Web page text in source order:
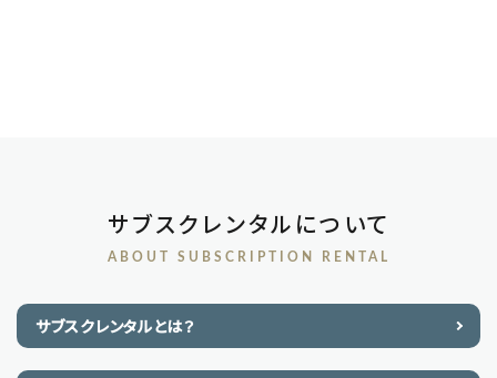
サブスクレンタルについて
ABOUT SUBSCRIPTION RENTAL
サブスクレンタルとは？